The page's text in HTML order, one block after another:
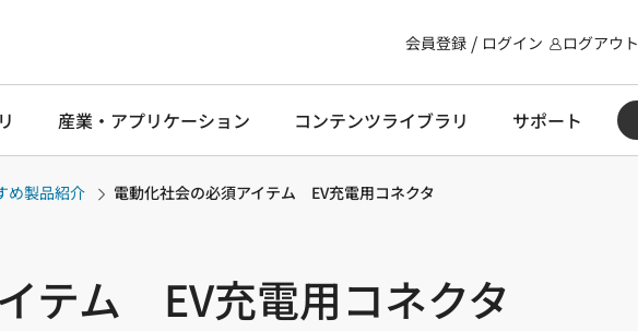
会員登録 ログイン ログアウト
産業・アプリケーション コンテンツライブラリ サポート
め製品紹介 電動化社会の必須アイテム EV充電用コネクタ
テム EV充電用コネクタ